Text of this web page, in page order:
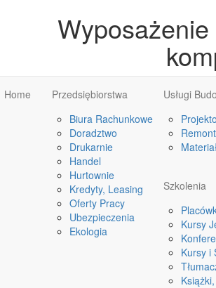
Home
Przedsiębiorstwa
Biura Rachunkowe
Doradztwo
Drukarnie
Handel
Hurtownie
Kredyty, Leasing
Oferty Pracy
Ubezpieczenia
Ekologia
Usługi
Szkolenia
Kursy
Kursy i